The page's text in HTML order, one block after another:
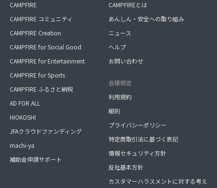
CAMPFIRE
CAMPFIRE コミュニティ
CAMPFIRE Creation
CAMPFIRE for Social Good
CAMPFIRE for Entertainment
CAMPFIRE for Sports
CAMPFIRE ふるさと納税
AD FOR ALL
HIOKOSHI
JFAクラウドファンディング
machi-ya
補助金申請サポート
CAMPFIREとは
あんしん・安全への取り組み
ニュース
ヘルプ
お問い合わせ
各種規定
利用規約
細則
プライバシーポリシー
特定商取引法に基づく表記
情報セキュリティ方針
反社基本方針
カスタマーハラスメントに対する考え